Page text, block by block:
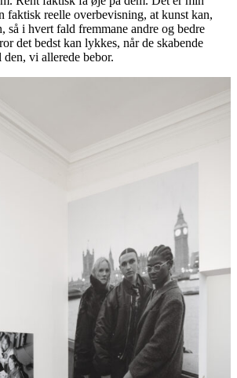
faktisk reelle overbevisning, at kunst kan,
så i hvert fald fremmane andre og bedre
det bedst kan lykkes, når de skabende
vi allerede bebor.